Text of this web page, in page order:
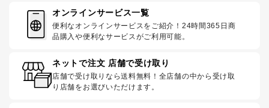
オンラインサービス一覧
便利なオンラインサービスをご紹介！24時間365日商
品購入や便利なサービスがご利用可能。
ネットで注文 店舗で受け取り
店舗で受け取りなら送料無料！全店舗の中から受け取
り店舗をお選びいただけます。